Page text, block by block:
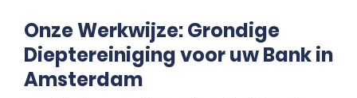
Onze Werkwijze: Grondige
Dieptereiniging voor uw Bank in
Amsterdam